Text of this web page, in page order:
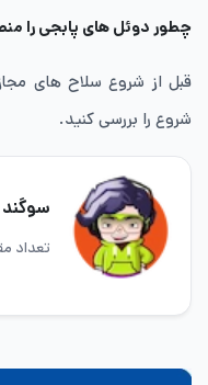
چطور دوئل های پابجی را
قبل از شروع سلاح های
شروع را بررسی کنید.
سوگند
تعداد